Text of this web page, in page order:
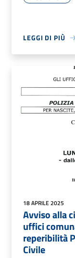
LEGGI DI PIÙ
18 APRILE 2025
Avviso alla
uffici
reperibilità
Civile